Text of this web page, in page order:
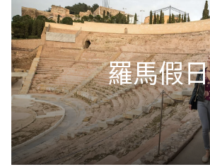
羅馬假日